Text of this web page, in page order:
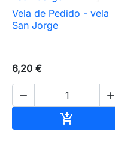
favorite_border
Vela de Pedido - vela
San Jorge
6,20 €
 
